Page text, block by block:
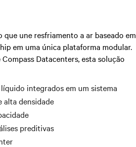
une resfriamento a ar baseado em
em uma única plataforma modular.
Datacenters, esta solução
integrados em um sistema
alta densidade
preditivas